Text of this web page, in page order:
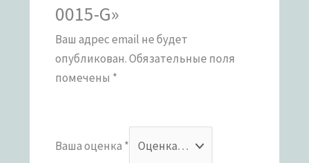
0015-G»
Ваш адрес email не будет
опубликован.Обязательные поля
помечены *
Ваша оценка *